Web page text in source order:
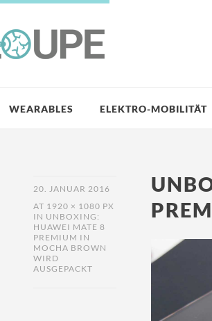
WEARABLES ELEKTRO-MOBILITÄT
20. JANUAR 2016
AT 1920 × 1080 PX
IN UNBOXING:
HUAWEI MATE 8
PREMIUM IN
MOCHA BROWN
WIRD
AUSGEPACKT